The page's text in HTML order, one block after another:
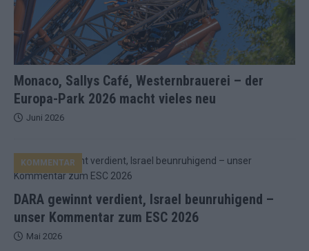
Monaco, Sallys Café, Westernbrauerei – der
Europa-Park 2026 macht vieles neu
Juni 2026
DARA gewinnt verdient, Israel beunruhigend –
unser Kommentar zum ESC 2026
KOMMENTAR
Mai 2026